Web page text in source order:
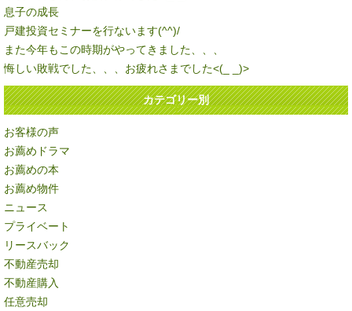
息子の成長
戸建投資セミナーを行ないます(^^)/
また今年もこの時期がやってきました、、、
悔しい敗戦でした、、、お疲れさまでした<(_ _)>
カテゴリー別
お客様の声
お薦めドラマ
お薦めの本
お薦め物件
ニュース
プライベート
リースバック
不動産売却
不動産購入
任意売却